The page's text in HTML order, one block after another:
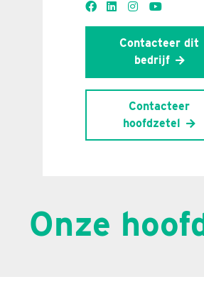
Contacteer dit
bedrijf
Contacteer
hoofdzetel
Onze